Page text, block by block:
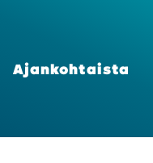
Ajan­koh­tais­ta